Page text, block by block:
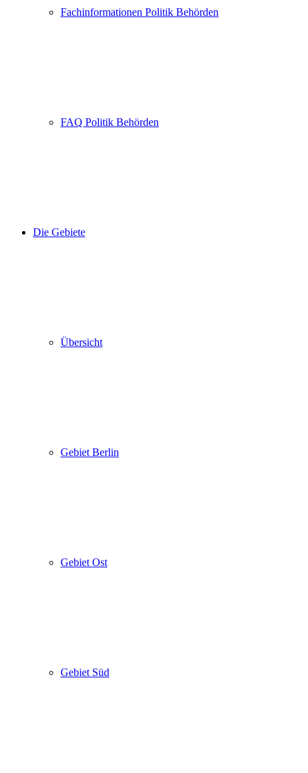
Fachinformationen Politik Behörden
FAQ Politik Behörden
Die Gebiete
Übersicht
Gebiet Berlin
Gebiet Ost
Gebiet Süd